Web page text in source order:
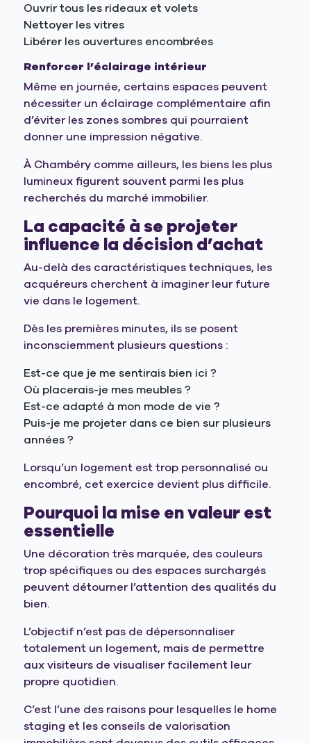
Ouvrir tous les rideaux et volets
Nettoyer les vitres
Libérer les ouvertures encombrées
Renforcer l’éclairage intérieur
Même en journée, certains espaces peuvent
nécessiter un éclairage complémentaire afin
d’éviter les zones sombres qui pourraient
donner une impression négative.
À Chambéry comme ailleurs, les biens les plus
lumineux figurent souvent parmi les plus
recherchés du marché immobilier.
La capacité à se projeter
influence la décision d’achat
Au-delà des caractéristiques techniques, les
acquéreurs cherchent à imaginer leur future
vie dans le logement.
Dès les premières minutes, ils se posent
inconsciemment plusieurs questions :
Est-ce que je me sentirais bien ici ?
Où placerais-je mes meubles ?
Est-ce adapté à mon mode de vie ?
Puis-je me projeter dans ce bien sur plusieurs
années ?
Lorsqu’un logement est trop personnalisé ou
encombré, cet exercice devient plus difficile.
Pourquoi la mise en valeur est
essentielle
Une décoration très marquée, des couleurs
trop spécifiques ou des espaces surchargés
peuvent détourner l’attention des qualités du
bien.
L’objectif n’est pas de dépersonnaliser
totalement un logement, mais de permettre
aux visiteurs de visualiser facilement leur
propre quotidien.
C’est l’une des raisons pour lesquelles le home
staging et les conseils de valorisation